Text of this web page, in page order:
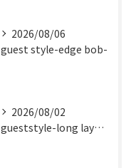
2026/08/06
guest style-edge bob-
2026/08/02
gueststyle-long layer-